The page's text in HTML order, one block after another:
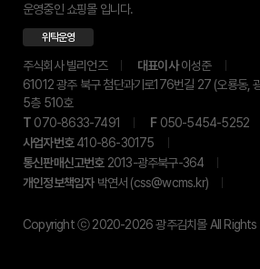
운영중인 쇼핑몰 입니다.
위탁운영
주식회사 빌리언즈 대표이사이성준
61012 광주 북구 첨단과기로176번길 27 (오룡동,
5층 510호
T 070-8633-7491 F050-5454-5252
사업자번호410-86-30175
통신판매신고번호2013-광주북구-364
개인정보책임자박연서 (css@wcms.kr)
Copyright ⓒ2020-2026 광주김치몰All Rights